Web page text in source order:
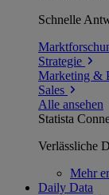
Schnelle
Strategie
Marketing &
Sales
Alle ansehen
Statista
Verlässliche
Mehr
Daily Data